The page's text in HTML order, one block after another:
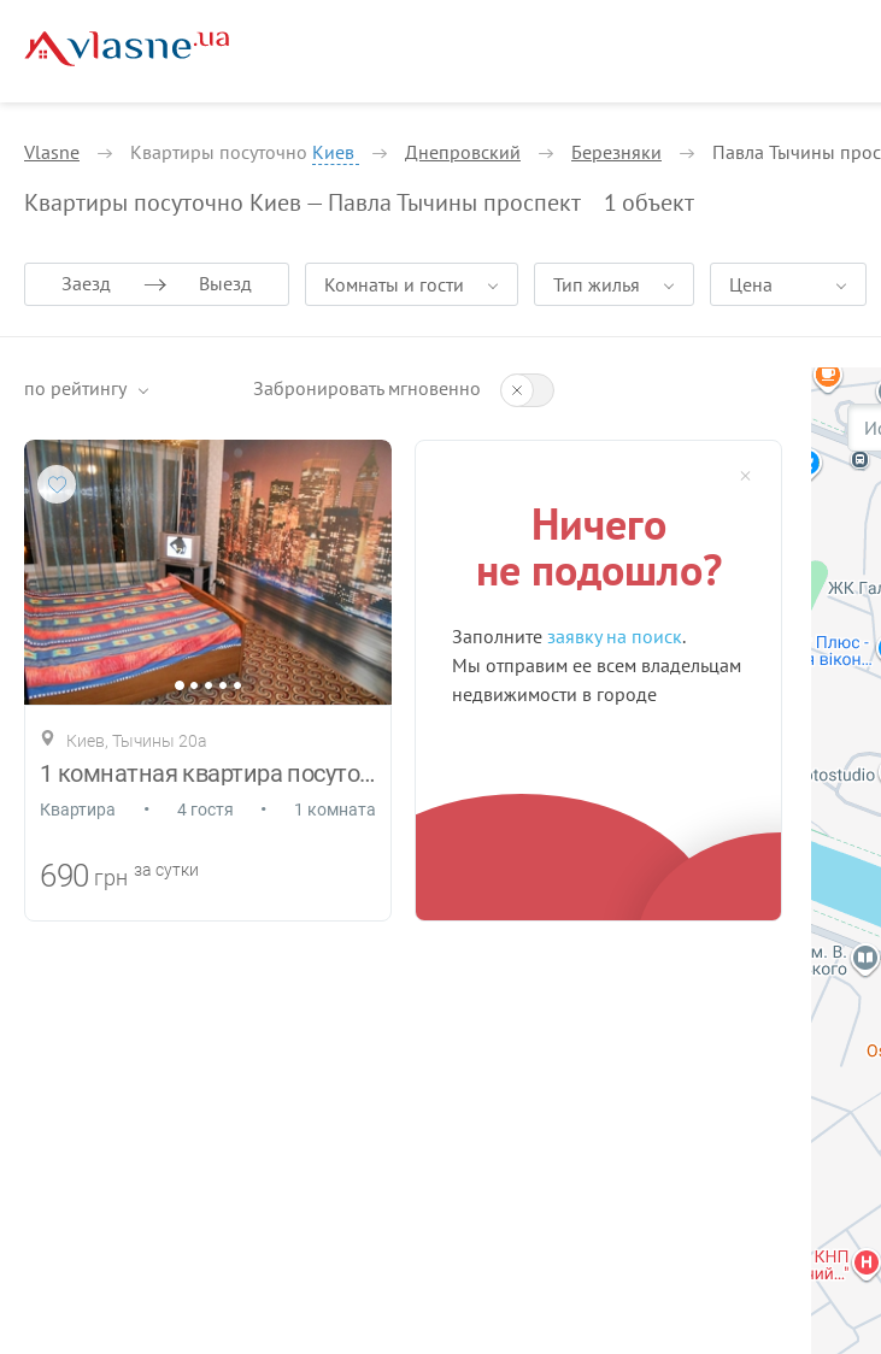
Vlasne Квартиры посуточно Киев Днепровский Березняки Павла Тычины
Квартиры посуточно Киев — Павла Тычины проспект 1 объект
Заезд Выезд Комнаты и гости Тип жилья Цена
по рейтингу Забронировать мгновенно
Киев, Тычины 20а
1 комнатная квартира посуточно
Квартира • 4 гостя • 1 комната
690 грн за сутки
Ничего
не подошло?
Заполните заявку на поиск.
Мы отправим ее всем владельцам
недвижимости в городе